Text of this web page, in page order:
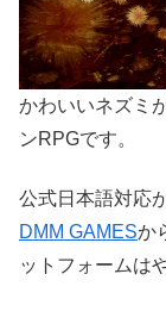
かわいいネズミ
ンRPGです。
公式日本語対応
DMM GAMESか
ットフォームは